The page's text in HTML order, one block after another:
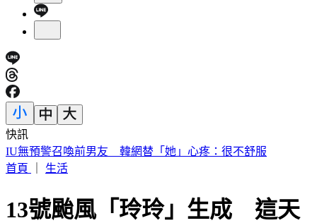
快訊
快訊／財神爺不在家 威力彩頭獎、二獎雙槓龜
首頁
生活
13號颱風「玲玲」生成 這天